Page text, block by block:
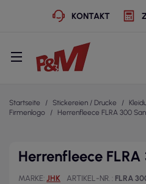
KONTAKT
Startseite Stickereien / Drucke
Firmenlogo
Herrenfleece FLRA 300
Herrenfleece
MARKE JHK ARTIKEL-NR. FLRA